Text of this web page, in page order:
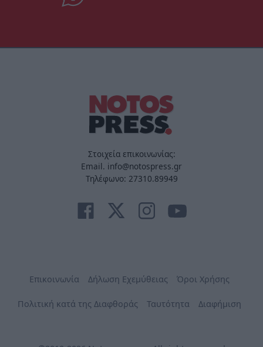
Στοιχεία επικοινωνίας:
Email. info@notospress.gr
Τηλέφωνο: 27310.89949
Επικοινωνία Δήλωση Εχεμύθειας Όροι Χρήσης
Πολιτική κατά της Διαφθοράς Ταυτότητα Διαφήμιση